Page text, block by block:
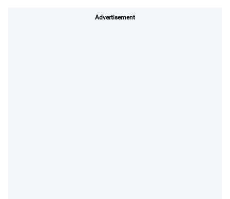
Advertisement